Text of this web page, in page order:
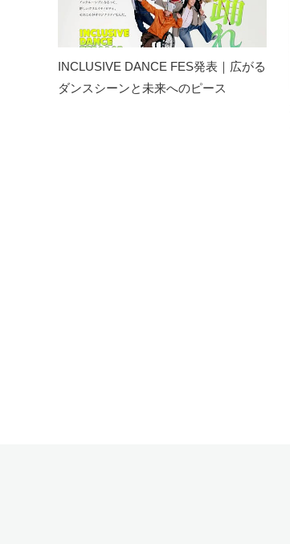
INCLUSIVE DANCE FES発表｜広がる
ダンスシーンと未来へのピース